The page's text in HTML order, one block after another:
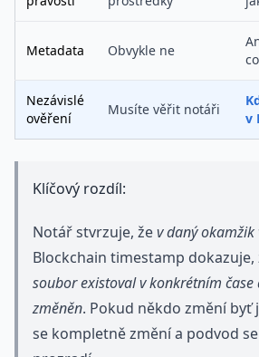
Metadata Obvykle ne
Nezávislé
ověření
Musíte věřit notáři
v
Klíčový rozdíl:
Notář stvrzuje, žev daný
Blockchain timestamp dokazuje,
soubor existoval v konkrétním čase
změněn. Pokud někdo změní byť
se kompletně změní a podvod